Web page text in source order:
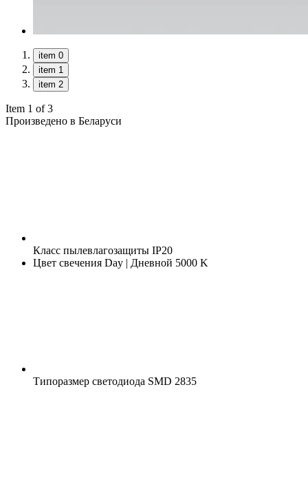
item 0
item 1
item 2
Item 1 of 3
Произведено в Беларуси
Класс пылевлагозащиты IP20
Цвет свечения Day | Дневной 5000 K
Типоразмер светодиода SMD 2835